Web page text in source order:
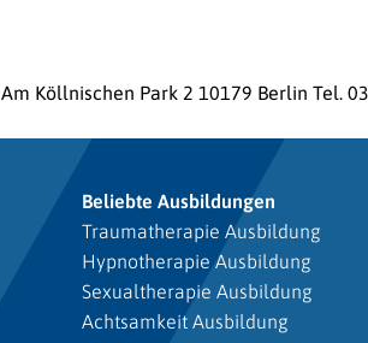
Am Köllnischen Park 2 10179 Berlin Tel.
Beliebte Ausbildungen
Traumatherapie Ausbildung
Hypnotherapie Ausbildung
Sexualtherapie Ausbildung
Achtsamkeit Ausbildung